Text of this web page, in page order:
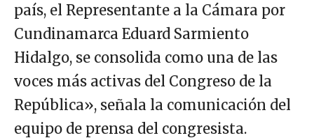
país, el Representante a la Cámara por
Cundinamarca Eduard Sarmiento
Hidalgo, se consolida como una de las
voces más activas del Congreso de la
República», señala la comunicación del
equipo de prensa del congresista.